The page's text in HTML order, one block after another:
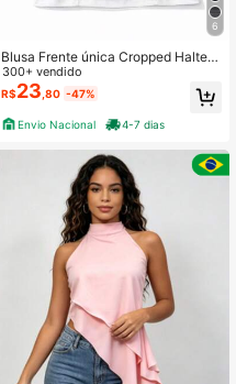
6
Blusa Frente única Cropped Halter
Top Costas Nua Verão Feminina Su
plex Premium Com Forro Duplo
300+ vendido
R$23 ,80 -47%
Envio Nacional 4-7 dias